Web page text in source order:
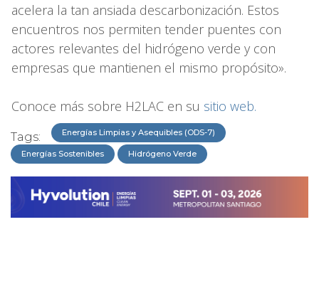
acelera la tan ansiada descarbonización. Estos
encuentros nos permiten tender puentes con
actores relevantes del hidrógeno verde y con
empresas que mantienen el mismo propósito».
Conoce más sobre H2LAC en su sitio web.
Tags: Energías Limpias y Asequibles (ODS-7)
Energías Sostenibles Hidrógeno Verde